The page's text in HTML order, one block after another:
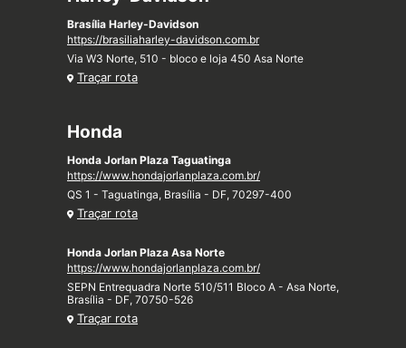
Brasília Harley-Davidson
https://brasiliaharley-davidson.com.br
Via W3 Norte, 510 - bloco e loja 450 Asa Norte
Traçar rota
Honda
Honda Jorlan Plaza Taguatinga
https://www.hondajorlanplaza.com.br/
QS 1 - Taguatinga, Brasília - DF, 70297-400
Traçar rota
Honda Jorlan Plaza Asa Norte
https://www.hondajorlanplaza.com.br/
SEPN Entrequadra Norte 510/511 Bloco A - Asa Norte,
Brasília - DF, 70750-526
Traçar rota